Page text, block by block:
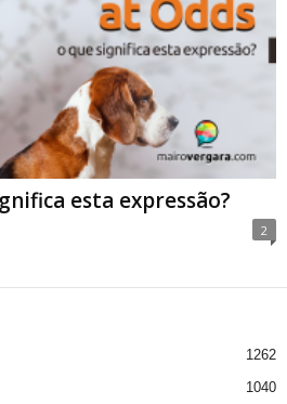
esta expressão?
2
1262
1040